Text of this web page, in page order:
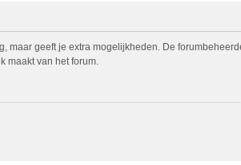
geeft je extra mogelijkheden. De
maakt van het forum.